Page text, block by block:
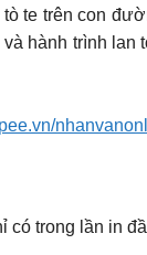
te trên con
và hành trình
có trong lần in